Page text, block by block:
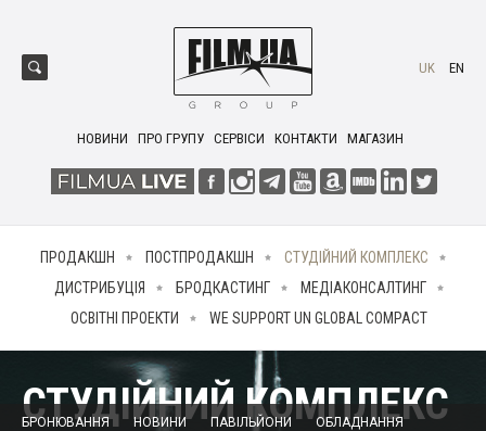
НОВИНИ ПРО ГРУПУ СЕРВІСИ КОНТАКТИ МАГАЗИН
UK EN
ПРОДАКШН ПОСТПРОДАКШН
СТУДІЙНИЙ КОМПЛЕКС
ДИСТРИБУЦІЯ
БРОДКАСТИНГ
МЕДІАКОНСАЛТИНГ
ОСВІТНІ ПРОЕКТИ
WE SUPPORT UN GLOBAL COMPACT
СТУДІЙНИЙ КОМПЛЕКС
БРОНЮВАННЯ НОВИНИ ПАВІЛЬЙОНИ
ОБЛАДНАННЯ